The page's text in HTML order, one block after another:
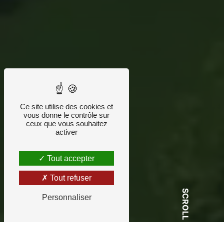
SCROLL
Ce site utilise des cookies et
vous donne le contrôle sur
ceux que vous souhaitez
activer
Tout accepter
Tout refuser
Personnaliser